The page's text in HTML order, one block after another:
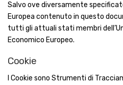
Salvo ove diversamente
Europea contenuto in questo
tutti gli attuali stati membri
Economico Europeo.
Cookie
I Cookie sono Strumenti di